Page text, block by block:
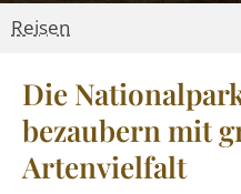
Reisen
Die
bezaubern mit
Artenvielfalt